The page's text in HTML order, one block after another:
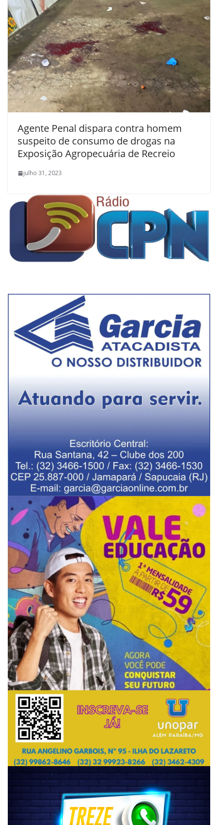
Agente Penal dispara contra homem
suspeito de consumo de drogas na
Exposição Agropecuária de Recreio
julho 31, 2023